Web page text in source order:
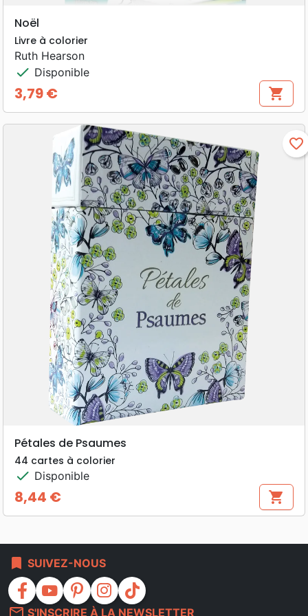
Noël
Livre à colorier
Ruth Hearson
check Disponible
Prix
3,79 € shopping_cart
favorite_border
Pétales de Psaumes
44 cartes à colorier
check Disponible
Prix
8,44 € shopping_cart
bookmark SUIVEZ-NOUS
facebook youtube pinterest instagram
tiktok
mail_outline S'INSCRIRE À LA NEWSLETTER